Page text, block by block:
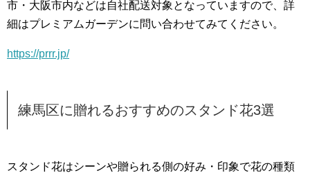
市・大阪市内などは自社配送対象となっていますので、詳
細はプレミアムガーデンに問い合わせてみてください。
https://prrr.jp/
練馬区に贈れるおすすめのスタンド花3選
スタンド花はシーンや贈られる側の好み・印象で花の種類